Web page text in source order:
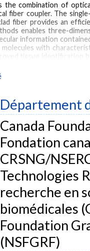
combination of
fiber coupler. The
fiber provides an
enables three-
information
with
tissue identification
*methods *Optical
*methods
Département
Canada
Fondation
CRSNG/
Technologies
recherche en
biomédicales
Foundation
(NSFGRF)